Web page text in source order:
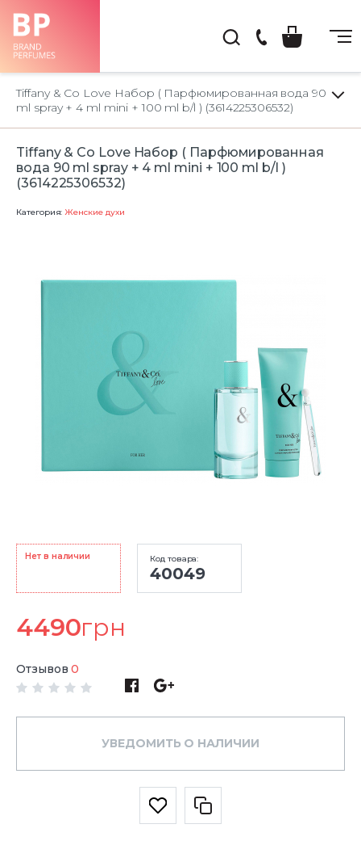
66-
22
Tiffany & Co Love Набор ( Парфюмированная вода 90
ml spray + 4 ml mini + 100 ml b/l ) (3614225306532)
Tiffany & Co Love Набор ( Парфюмированная
вода 90 ml spray + 4 ml mini + 100 ml b/l )
(3614225306532)
Категория: Женские духи
Нет в наличии Код товара:
40049
4490грн
Отзывов 0
УВЕДОМИТЬ О НАЛИЧИИ